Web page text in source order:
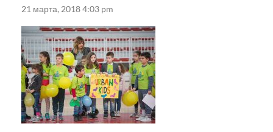
21 марта, 2018 4:03 pm